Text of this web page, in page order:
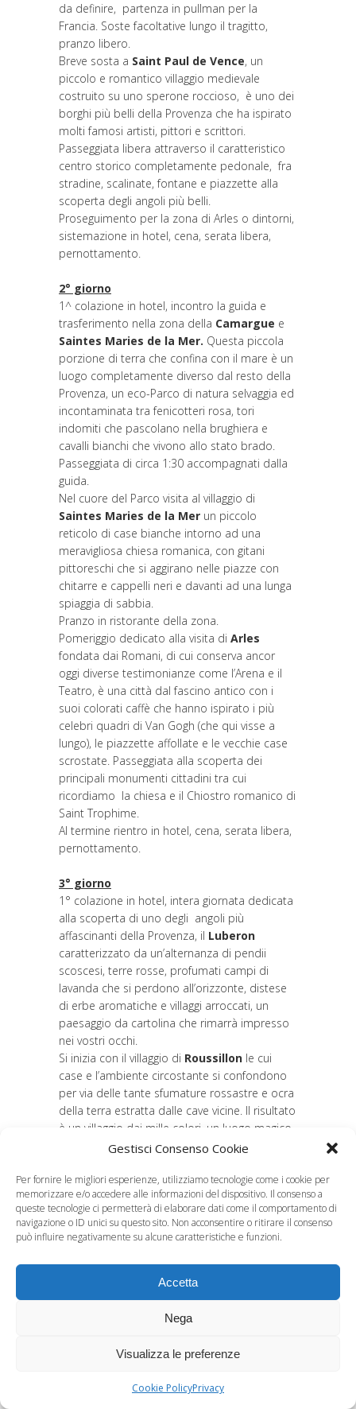
Gestisci Consenso Cookie
Per fornire le migliori esperienze, utilizziamo tecnologie come i cookie per
memorizzare e/o accedere alle informazioni del dispositivo. Il consenso a
queste tecnologie ci permetterà di elaborare dati come il comportamento di
navigazione o ID unici su questo sito. Non acconsentire o ritirare il consenso
può influire negativamente su alcune caratteristiche e funzioni.
Accetta
Nega
Visualizza le preferenze
Cookie PolicyPrivacy
da definire, partenza in pullman per la
Francia. Soste facoltative lungo il tragitto,
pranzo libero.
Breve sosta a Saint Paul de Vence, un
piccolo e romantico villaggio medievale
costruito su uno sperone roccioso, è uno dei
borghi più belli della Provenza che ha ispirato
molti famosi artisti, pittori e scrittori.
Passeggiata libera attraverso il caratteristico
centro storico completamente pedonale, fra
stradine, scalinate, fontane e piazzette alla
scoperta degli angoli più belli.
Proseguimento per la zona di Arles o dintorni,
sistemazione in hotel, cena, serata libera,
pernottamento.
2° giorno
1^ colazione in hotel, incontro la guida e
trasferimento nella zona della Camargue e
Saintes Maries de la Mer. Questa piccola
porzione di terra che confina con il mare è un
luogo completamente diverso dal resto della
Provenza, un eco-Parco di natura selvaggia ed
incontaminata tra fenicotteri rosa, tori
indomiti che pascolano nella brughiera e
cavalli bianchi che vivono allo stato brado.
Passeggiata di circa 1:30 accompagnati dalla
guida.
Nel cuore del Parco visita al villaggio di
Saintes Maries de la Mer un piccolo
reticolo di case bianche intorno ad una
meravigliosa chiesa romanica, con gitani
pittoreschi che si aggirano nelle piazze con
chitarre e cappelli neri e davanti ad una lunga
spiaggia di sabbia.
Pranzo in ristorante della zona.
Pomeriggio dedicato alla visita di Arles
fondata dai Romani, di cui conserva ancor
oggi diverse testimonianze come l’Arena e il
Teatro, è una città dal fascino antico con i
suoi colorati caffè che hanno ispirato i più
celebri quadri di Van Gogh (che qui visse a
lungo), le piazzette affollate e le vecchie case
scrostate. Passeggiata alla scoperta dei
principali monumenti cittadini tra cui
ricordiamo la chiesa e il Chiostro romanico di
Saint Trophime.
Al termine rientro in hotel, cena, serata libera,
pernottamento.
3° giorno
1° colazione in hotel, intera giornata dedicata
alla scoperta di uno degli angoli più
affascinanti della Provenza, il Luberon
caratterizzato da un’alternanza di pendii
scoscesi, terre rosse, profumati campi di
lavanda che si perdono all’orizzonte, distese
di erbe aromatiche e villaggi arroccati, un
paesaggio da cartolina che rimarrà impresso
nei vostri occhi.
Si inizia con il villaggio di Roussillon le cui
case e l’ambiente circostante si confondono
per via delle tante sfumature rossastre e ocra
della terra estratta dalle cave vicine. Il risultato
è un villaggio dai mille colori, un luogo magico
dove è impossibile non osservare ogni angolo,
“ Sentiero delle Ocre”dove un tripudio di
sfumature di rossi, arancioni e gialli
compongono la valle delle Fate e le falesie dei
Giganti, formazioni rocciose dalle forme ardite
atmosferica.
Pranzo in ristorante in corso di visite.
La giornata prosegue con la visita del villaggio
arroccato su uno sperone di
semplicemente spettacolare, passeggiata tra
davvero suggestivi, fra vecchie case e giardini